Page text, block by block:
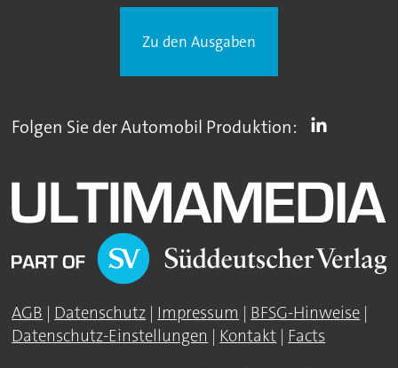
Zu den Ausgaben
Folgen Sie der Automobil Produktion:
AGB | Datenschutz | Impressum | BFSG-Hinweise |
Datenschutz-Einstellungen | Kontakt | Facts